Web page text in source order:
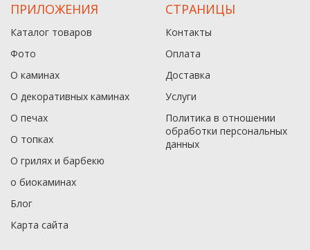
ПРИЛОЖЕНИЯ
Каталог товаров
Фото
О каминах
О декоративных каминах
О печах
О топках
О грилях и барбекю
о биокаминах
Блог
Карта сайта
СТРАНИЦЫ
Контакты
Оплата
Доставка
Услуги
Политика в отношении
обработки персональных
данныx